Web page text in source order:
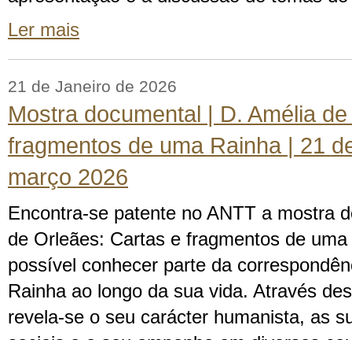
Ler mais
21 de Janeiro de 2026
Mostra documental | D. Amélia
fragmentos de uma Rainha | 21
março 2026
Encontra-se patente no ANTT a mostra
de Orleães: Cartas e fragmentos de uma
possível conhecer parte da
Rainha ao longo da sua vida. Através
revela-se o seu carácter humanista, as